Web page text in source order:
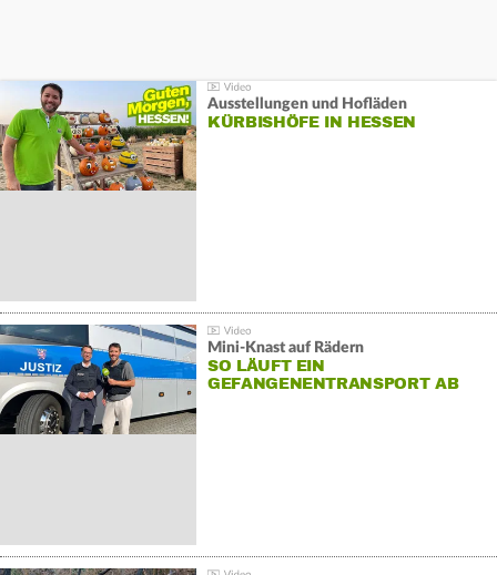
Ausstellungen und Hofläden
KÜRBISHÖFE IN HESSEN
Mini-Knast auf Rädern
SO LÄUFT EIN
GEFANGENENTRANSPORT AB